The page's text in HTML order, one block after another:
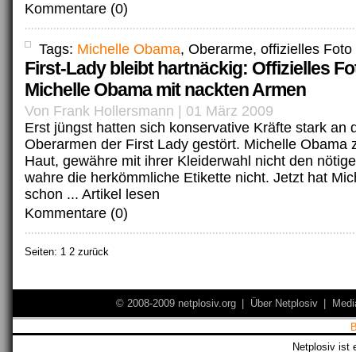
Kommentare (0)
Tags: Michelle Obama, Oberarme, offizielles Foto
First-Lady bleibt hartnäckig: Offizielles
Michelle Obama mit nackten Armen
Von Frank Hollersmann | 01 März 2009
Erst jüngst hatten sich konservative Kräfte stark an
Oberarmen der First Lady gestört. Michelle Obama
Haut, gewähre mit ihrer Kleiderwahl nicht den
wahre die herkömmliche Etikette nicht. Jetzt hat
schon ... Artikel lesen
Kommentare (0)
Seiten: 1 2 zurück
© 2008-2009 netplosiv.org Über Netplosiv
Netplosiv ist